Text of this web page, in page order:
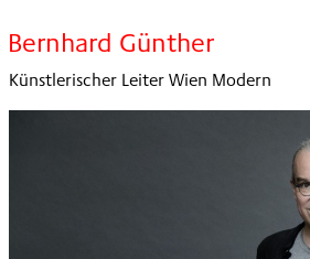
Bernhard Günther
Künstlerischer Leiter Wien Modern